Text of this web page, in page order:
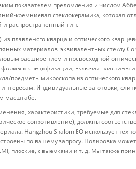
показателем преломления и числом
кремниевая стеклокерамика, которая
распространенный тип.
плавленого кварца и оптического
материалов, эквивалентных стеклу
расширением и превосходной
и спецификации, включая пластины
предметы микроскопа из оптического
Индивидуальные заготовки,
масштабе.
характеристики, требуемые для
сопротивление), должны
Hangzhou Shalom EO использует
по вашему запросу. Полировка
плоские, с выемками и т. д. Мы также